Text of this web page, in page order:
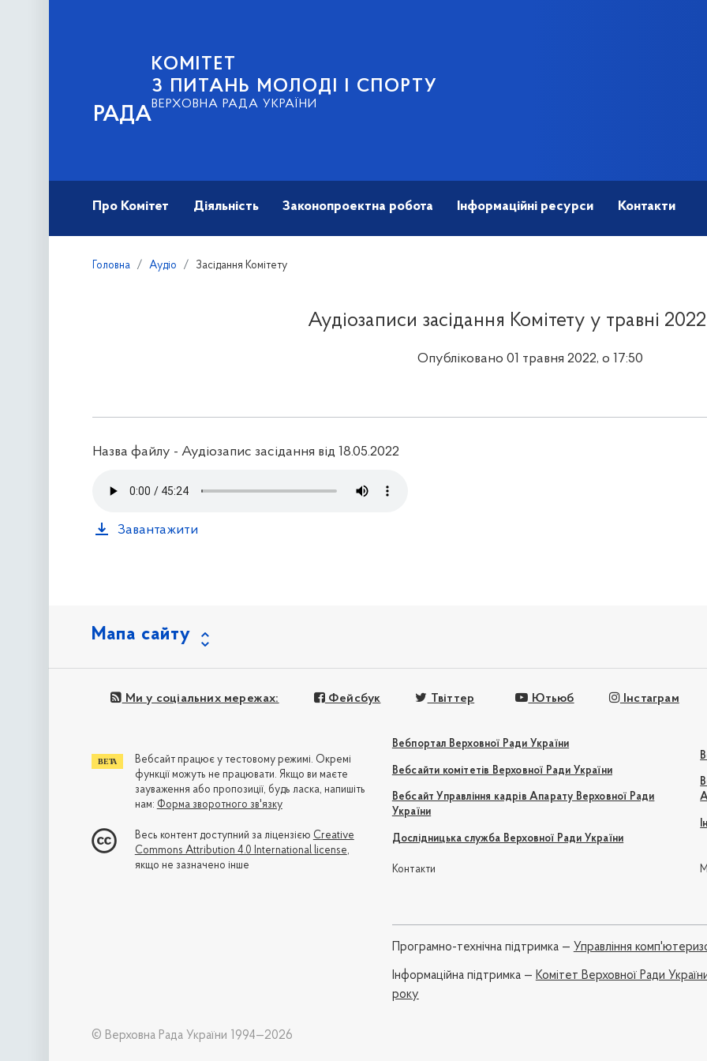
РАДА
КОМІТЕТ
З ПИТАНЬ МОЛОДІ І СПОРТУ
ВЕРХОВНА РАДА УКРАЇНИ
Про Комітет Діяльність Законопроектна робота Інформаційні ресурси Контакти
Головна Аудіо Засідання Комітету
Аудіозаписи засідання Комітету у травні
Опубліковано 01 травня 2022, о 17:50
Назва файлу - Аудіозапис засідання від 18.05.2022
Завантажити
Мапа сайту
Ми у соціальних мережах: Фейсбук Твіттер Ютьюб Інстаграм
Вебпортал Верховної Ради України
Вебсайти комітетів Верховної Ради України
Вебсайт Управління кадрів Апарату Верховної Ради
України
Дослідницька служба Верховної Ради України
Контакти
Програмно-технічна підтримка — Управління
Iнформаційна підтримка — Комітет Верховної Ради
року
Вебсайт працює у тестовому режимі. Окремі
функції можуть не працювати. Якщо ви маєте
зауваження або пропозиції, будь ласка, напишіть
нам: Форма зворотного зв'язку
Весь контент доступний за ліцензією Creative
Commons Attribution 4.0 International license,
якщо не зазначено інше
© Верховна Рада України 1994—2026